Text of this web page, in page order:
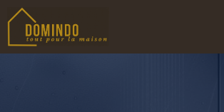
Aller
contenu